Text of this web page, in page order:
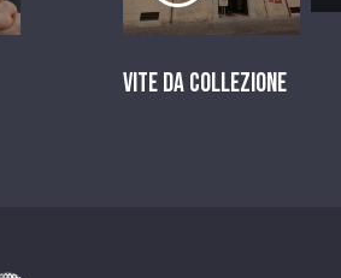
Vite da Collezione